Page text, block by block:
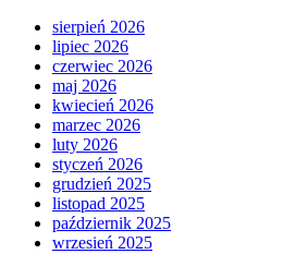
sierpień 2026
lipiec 2026
czerwiec 2026
maj 2026
kwiecień 2026
marzec 2026
luty 2026
styczeń 2026
grudzień 2025
listopad 2025
październik 2025
wrzesień 2025